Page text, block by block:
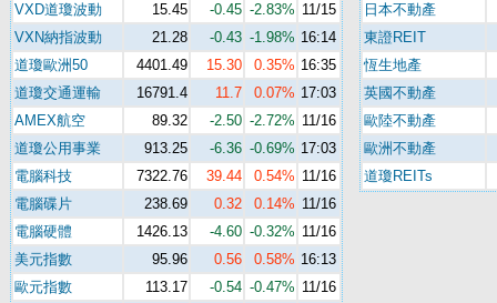
VXD道瓊波動
15.45 -0.45 -2.83% 11/15
VXN納指波動
21.28 -0.43 -1.98% 16:14
道瓊歐洲50
4401.49 15.30 0.35% 16:35
道瓊交通運輸
16791.4 11.7 0.07% 17:03
AMEX航空
89.32 -2.50 -2.72% 11/16
道瓊公用事業
913.25 -6.36 -0.69% 17:03
電腦科技
7322.76 39.44 0.54% 11/16
電腦碟片
238.69 0.32 0.14% 11/16
電腦硬體
1426.13 -4.60 -0.32% 11/16
美元指數
95.96 0.56 0.58% 16:13
歐元指數
113.17 -0.54 -0.47% 11/16
日本不動產
東證REIT
恆生地產
英國不動產
歐陸不動產
歐洲不動產
道瓊REITs